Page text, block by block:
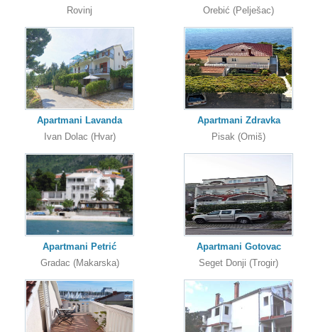
Rovinj
Apartmani Lavanda
Ivan Dolac (Hvar)
Apartmani Petrić
Gradac (Makarska)
Orebić (Pelješac)
Apartmani Zdravka
Pisak (Omiš)
Apartmani Gotovac
Seget Donji (Trogir)